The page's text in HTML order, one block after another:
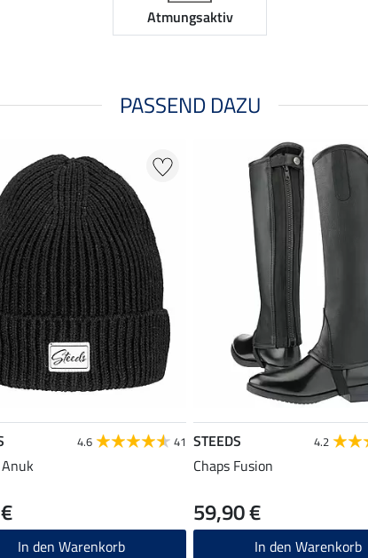
Atmungsaktiv
PASSEND DAZU
4.6 41
In den Warenkorb
STEEDS 4.2
Chaps Fusion
59,90 €
In den Warenkorb